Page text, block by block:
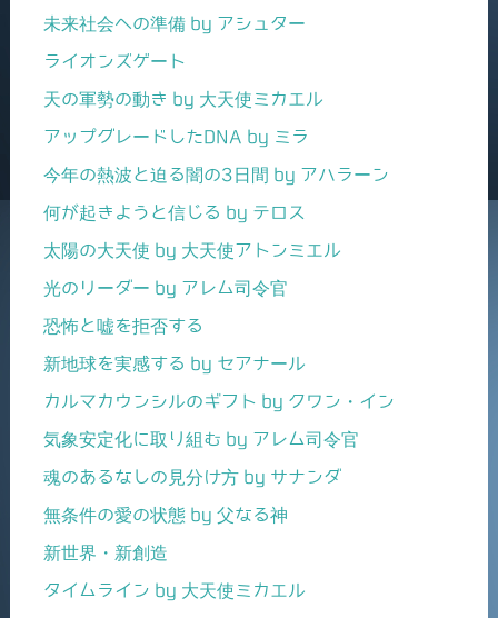
未来社会への準備 by アシュター
ライオンズゲート
天の軍勢の動き by 大天使ミカエル
アップグレードしたDNA by ミラ
今年の熱波と迫る闇の3日間 by アハラーン
何が起きようと信じる by テロス
太陽の大天使 by 大天使アトンミエル
光のリーダー by アレム司令官
恐怖と嘘を拒否する
新地球を実感する by セアナール
カルマカウンシルのギフト by クワン・イン
気象安定化に取り組む by アレム司令官
魂のあるなしの見分け方 by サナンダ
無条件の愛の状態 by 父なる神
新世界・新創造
タイムライン by 大天使ミカエル